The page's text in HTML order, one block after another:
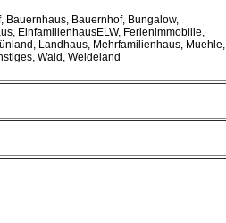
Bauernhaus, Bauernhof, Bungalow,
EinfamilienhausELW, Ferienimmobilie,
Landhaus, Mehrfamilienhaus, Muehle,
Wald, Weideland